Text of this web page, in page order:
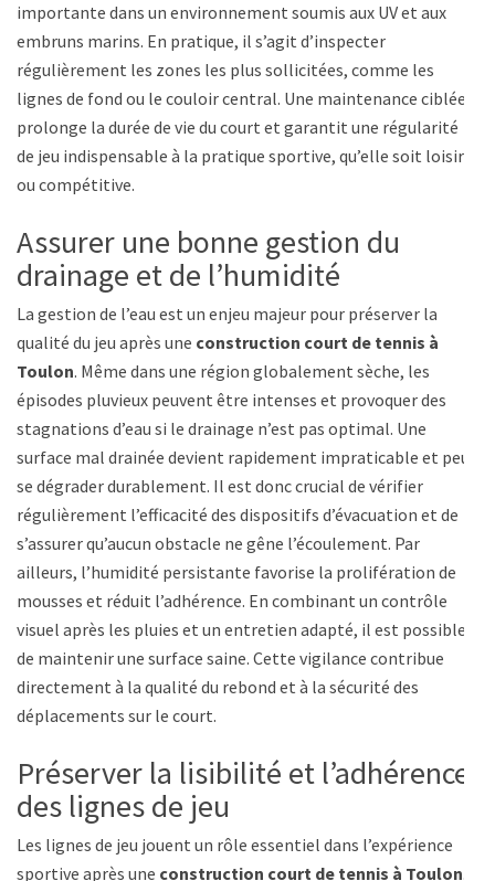
importante dans un environnement soumis aux UV et aux
embruns marins. En pratique, il s’agit d’inspecter
régulièrement les zones les plus sollicitées, comme les
lignes de fond ou le couloir central. Une maintenance ciblée
prolonge la durée de vie du court et garantit une régularité
de jeu indispensable à la pratique sportive, qu’elle soit loisir
ou compétitive.
Assurer une bonne gestion du
drainage et de l’humidité
La gestion de l’eau est un enjeu majeur pour préserver la
qualité du jeu après une construction court de tennis à
Toulon. Même dans une région globalement sèche, les
épisodes pluvieux peuvent être intenses et provoquer des
stagnations d’eau si le drainage n’est pas optimal. Une
surface mal drainée devient rapidement impraticable et peut
se dégrader durablement. Il est donc crucial de vérifier
régulièrement l’efficacité des dispositifs d’évacuation et de
s’assurer qu’aucun obstacle ne gêne l’écoulement. Par
ailleurs, l’humidité persistante favorise la prolifération de
mousses et réduit l’adhérence. En combinant un contrôle
visuel après les pluies et un entretien adapté, il est possible
de maintenir une surface saine. Cette vigilance contribue
directement à la qualité du rebond et à la sécurité des
déplacements sur le court.
Préserver la lisibilité et l’adhérence
des lignes de jeu
Les lignes de jeu jouent un rôle essentiel dans l’expérience
sportive après une construction court de tennis à Toulon.